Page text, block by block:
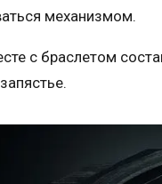
механизмом.
с браслетом